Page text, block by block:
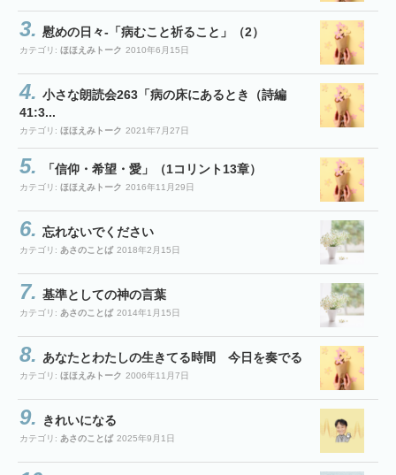
慰めの日々-「病むこと祈ること」（2）
カテゴリ: ほほえみトーク 2010年6月15日
小さな朗読会263「病の床にあるとき（詩編
41:3...
カテゴリ: ほほえみトーク 2021年7月27日
「信仰・希望・愛」（1コリント13章）
カテゴリ: ほほえみトーク 2016年11月29日
忘れないでください
カテゴリ: あさのことば 2018年2月15日
基準としての神の言葉
カテゴリ: あさのことば 2014年1月15日
あなたとわたしの生きてる時間 今日を奏でる
カテゴリ: ほほえみトーク 2006年11月7日
きれいになる
カテゴリ: あさのことば 2025年9月1日